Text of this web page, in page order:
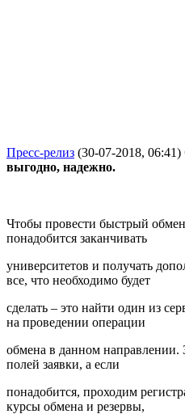
Пресс-релиз (30-07-2018, 06:41)
выгодно, надежно.
Чтобы провести быстрый
понадобится заканчивать
университетов и получать
все, что необходимо будет
сделать – это найти один из
на проведении операции
обмена в данном направлении.
полей заявки, а если
понадобится, проходим
курсы обмена и резервы,